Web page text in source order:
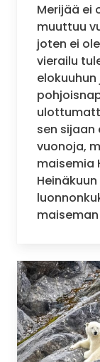
Merijää ei
muuttuu
joten ei
vierailu
sen
vuonoja,
maisemia